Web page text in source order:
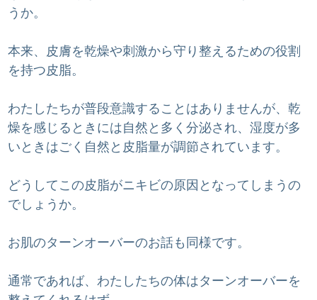
うか。
本来、皮膚を乾燥や刺激から守り整えるための役割
を持つ皮脂。
わたしたちが普段意識することはありませんが、乾
燥を感じるときには自然と多く分泌され、湿度が多
いときはごく自然と皮脂量が調節されています。
どうしてこの皮脂がニキビの原因となってしまうの
でしょうか。
お肌のターンオーバーのお話も同様です。
通常であれば、わたしたちの体はターンオーバーを